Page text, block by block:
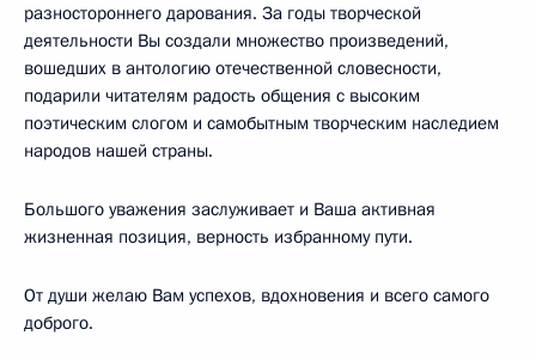
разностороннего дарования. За годы творческой
деятельности Вы создали множество произведений,
вошедших в антологию отечественной словесности,
подарили читателям радость общения с высоким
поэтическим слогом и самобытным творческим наследием
народов нашей страны.
Большого уважения заслуживает и Ваша активная
жизненная позиция, верность избранному пути.
От души желаю Вам успехов, вдохновения и всего самого
доброго.